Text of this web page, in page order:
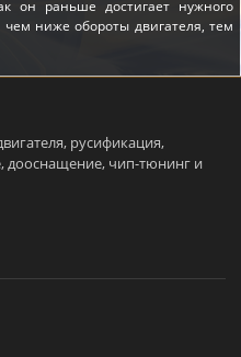
он раньше достигает нужного
ниже обороты двигателя, тем
русификация,
дооснащение, чип-тюнинг и